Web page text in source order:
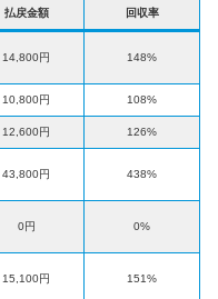
払戻金額 回収率
14,800円 148%
10,800円 108%
12,600円 126%
43,800円 438%
0円 0%
15,100円 151%